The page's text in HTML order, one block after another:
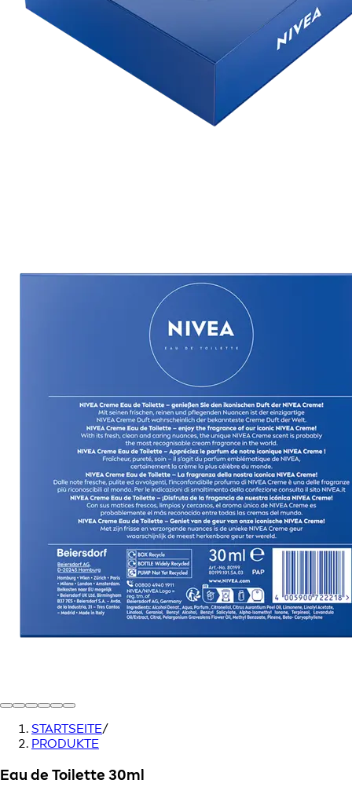
STARTSEITE/
PRODUKTE
Eau de Toilette 30ml